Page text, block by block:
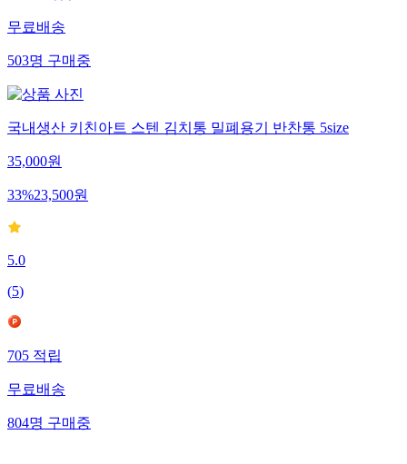
무료배송
503명 구매중
국내생산 키친아트 스텐 김치통 밀폐용기 반찬통 5size
35,000원
33%23,500원
5.0
(5)
705 적립
무료배송
804명 구매중